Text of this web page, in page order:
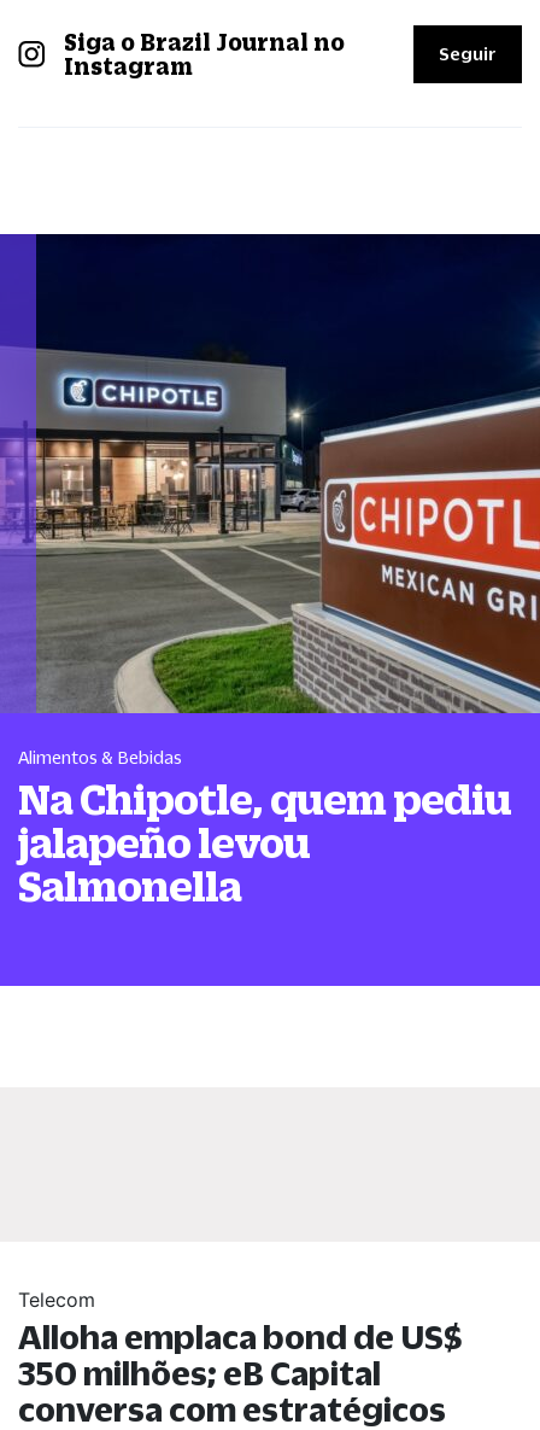
Siga o Brazil Journal no
Instagram
Seguir
Alimentos & Bebidas
Na Chipotle, quem pediu
jalapeño levou
Salmonella
Telecom
Alloha emplaca bond de US$
350 milhões; eB Capital
conversa com estratégicos